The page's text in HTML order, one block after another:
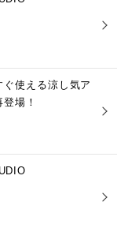
ぐ使える涼し気ア
場！